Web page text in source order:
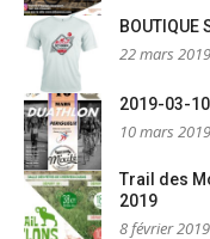
BOUTIQUE
22 mars 2019
2019-03-
10 mars 2019
Trail des
2019
8 février 2019